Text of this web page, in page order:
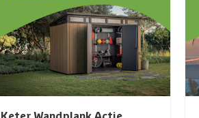
Keter Wandplank Actie